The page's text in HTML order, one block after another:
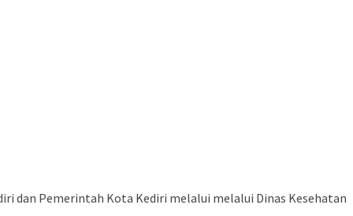
dan Pemerintah Kota Kediri melalui melalui Dinas Kesehatan